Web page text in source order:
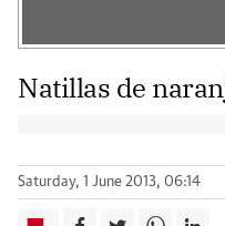
Natillas de
Saturday, 1 June 2013, 06:14